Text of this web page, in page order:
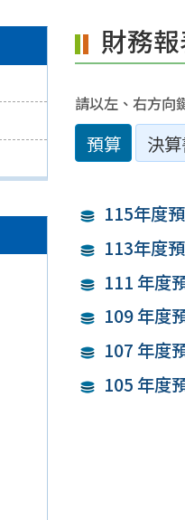
財務
請以左、右方向
預算 決
115年度
113年度
111 年度
109 年度
107 年度
105 年度